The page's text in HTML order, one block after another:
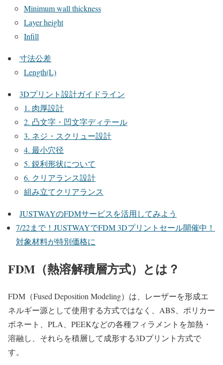
Minimum wall thickness
Layer height
Infill
寸法公差
Length(L)
3Dプリント設計ガイドライン
1. 肉厚設計
2. 凸文字・凹文字ディテール
3. ネジ・スクリュー設計
4. 最小穴径
5. 鋭利形状について
6. クリアランス設計
組み立てクリアランス
JUSTWAYのFDMサービスを活用してみよう
7/22まで！JUSTWAYでFDM 3Dプリントセール開催中！
対象材料が特別価格に
FDM（熱溶解積層方式）とは？
FDM（Fused Deposition Modeling）は、レーザーを形成エ
ネルギー源として使用する方式ではなく、ABS、ポリカー
ボネート、PLA、PEEKなどの各種フィラメントを加熱・
溶融し、それらを積層して成形する3Dプリント方式で
す。